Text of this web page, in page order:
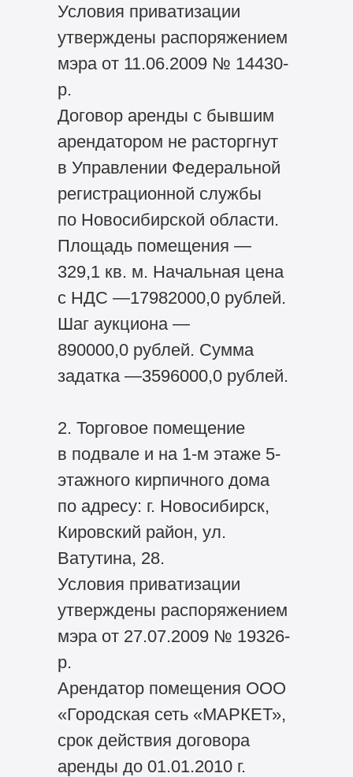
Условия приватизации
утверждены распоряжением
мэра от 11.06.2009 № 14430-
р.
Договор аренды с бывшим
арендатором не расторгнут
в Управлении Федеральной
регистрационной службы
по Новосибирской области.
Площадь помещения —
329,1 кв. м. Начальная цена
с НДС —17982000,0 рублей.
Шаг аукциона —
890000,0 рублей. Сумма
задатка —3596000,0 рублей.
2. Торговое помещение
в подвале и на 1-м этаже 5-
этажного кирпичного дома
по адресу: г. Новосибирск,
Кировский район, ул.
Ватутина, 28.
Условия приватизации
утверждены распоряжением
мэра от 27.07.2009 № 19326-
р.
Арендатор помещения ООО
«Городская сеть «МАРКЕТ»,
срок действия договора
аренды до 01.01.2010 г.